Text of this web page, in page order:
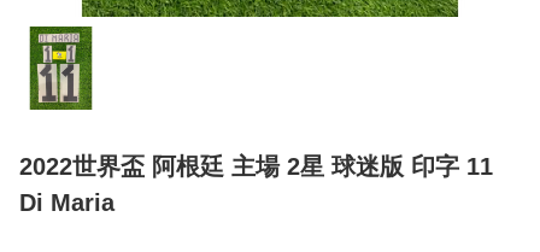
2022世界盃 阿根廷 主場 2星 球迷版 印字 11
Di Maria